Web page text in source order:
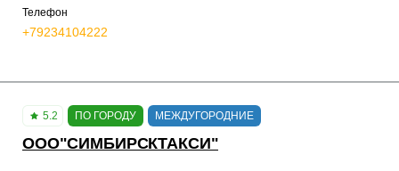
Телефон
+79234104222
5.2 ПО ГОРОДУ МЕЖДУГОРОДНИЕ
ООО"СИМБИРСКТАКСИ"